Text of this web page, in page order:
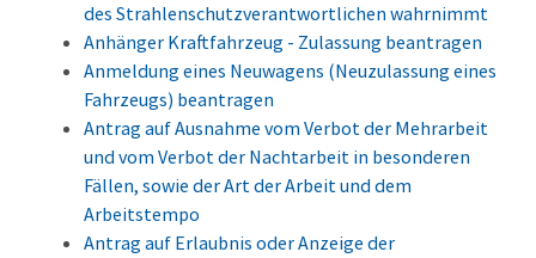
des Strahlenschutzverantwortlichen wahrnimmt
Anhänger Kraftfahrzeug - Zulassung beantragen
Anmeldung eines Neuwagens (Neuzulassung eines
Fahrzeugs) beantragen
Antrag auf Ausnahme vom Verbot der Mehrarbeit
und vom Verbot der Nachtarbeit in besonderen
Fällen, sowie der Art der Arbeit und dem
Arbeitstempo
Antrag auf Erlaubnis oder Anzeige der